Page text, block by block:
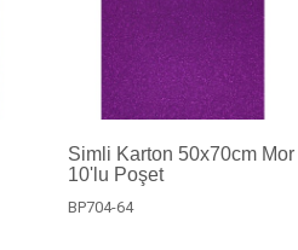
Simli Karton 50x70cm Mor
10'lu Poşet
BP704-64